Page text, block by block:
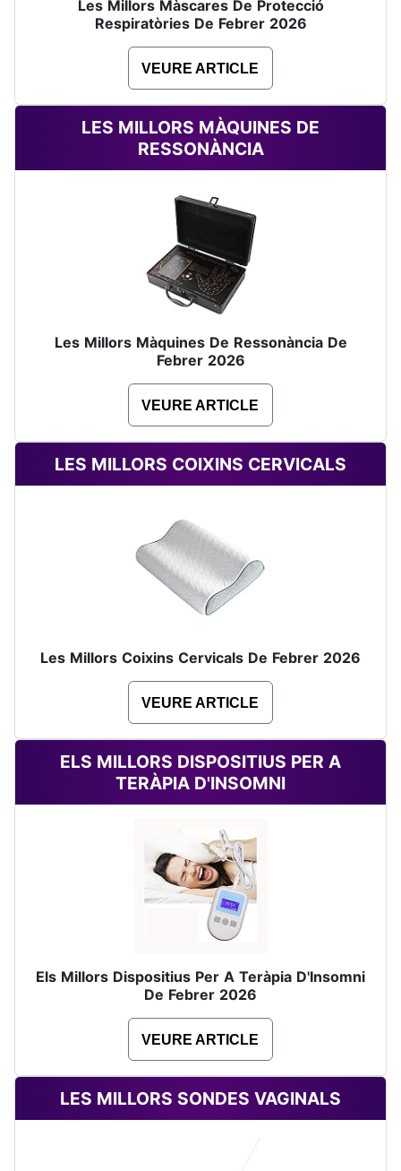
Les Millors Màscares De Protecció
Respiratòries De Febrer 2026
VEURE ARTICLE
LES MILLORS MÀQUINES DE
RESSONÀNCIA
Les Millors Màquines De Ressonància De
Febrer 2026
VEURE ARTICLE
LES MILLORS COIXINS CERVICALS
Les Millors Coixins Cervicals De Febrer 2026
VEURE ARTICLE
ELS MILLORS DISPOSITIUS PER A
TERÀPIA D'INSOMNI
Els Millors Dispositius Per A Teràpia D'Insomni
De Febrer 2026
VEURE ARTICLE
LES MILLORS SONDES VAGINALS